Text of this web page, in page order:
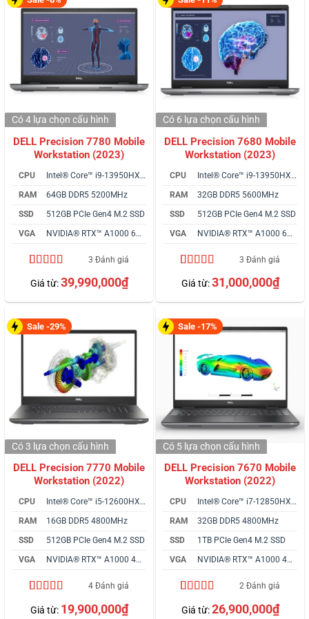
DELL Precision 7780 Mobile
Workstation (2023)
CPU
Intel® Core™ i9-13950HX vPro
RAM
64GB DDR5 5200MHz
SSD
512GB PCIe Gen4 M.2 SSD
VGA
NVIDIA® RTX™ A1000 6GB
trên 5
dựa trên
3 Đánh giá
Giá từ:39,990,000₫
Có 4 lựa chọn cấu hình
DELL Precision 7680 Mobile
Workstation (2023)
CPU
Intel® Core™ i9-13950HX vPro
RAM
32GB DDR5 5600MHz
SSD
512GB PCIe Gen4 M.2 SSD
VGA
NVIDIA® RTX™ A1000 6GB
trên 5
dựa trên
3 Đánh giá
Giá từ:31,000,000₫
Có 6 lựa chọn cấu hình
Sale -29%
DELL Precision 7770 Mobile
Workstation (2022)
CPU
Intel® Core™ i5-12600HX vPro
RAM
16GB DDR5 4800MHz
SSD
512GB PCIe Gen4 M.2 SSD
VGA
NVIDIA® RTX™ A1000 4GB GDDR6
trên 5
dựa trên
4 Đánh giá
Giá từ: 19,900,000₫
Có 3 lựa chọn cấu hình
Sale -17%
DELL Precision 7670 Mobile
Workstation (2022)
CPU
Intel® Core™ i7-12850HX vPro
RAM
32GB DDR5 4800MHz
SSD
1TB PCIe Gen4 M.2 SSD
VGA
NVIDIA® RTX™ A1000 4GB
trên 5
dựa trên
2 Đánh giá
Giá từ:26,900,000₫
Có 5 lựa chọn cấu hình